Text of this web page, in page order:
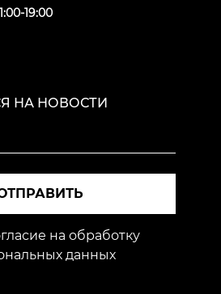
19:00
НА НОВОСТИ
на обработку
данных